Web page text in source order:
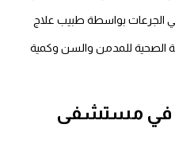
الجرعات بواسطة طبيب علاج
الصحية للمدمن والسن وكمية
في مستشفى